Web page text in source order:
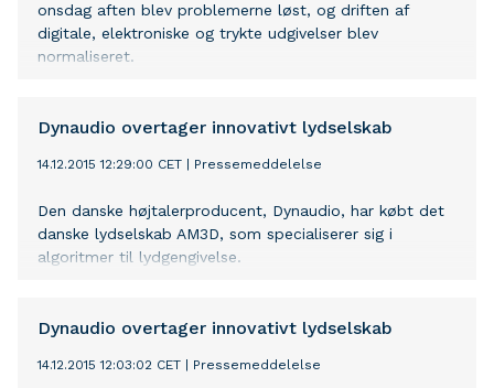
onsdag aften blev problemerne løst, og driften af
digitale, elektroniske og trykte udgivelser blev
normaliseret.
Dynaudio overtager innovativt lydselskab
14.12.2015 12:29:00 CET Pressemeddelelse
Den danske højtalerproducent, Dynaudio, har købt det
danske lydselskab AM3D, som specialiserer sig i
algoritmer til lydgengivelse.
Dynaudio overtager innovativt lydselskab
14.12.2015 12:03:02 CET Pressemeddelelse